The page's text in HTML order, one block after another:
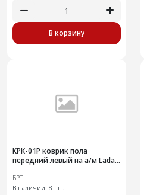
В корзину
КРК-01Р коврик пола
передний левый на а/м Lada
БРТ
В наличии: 8 шт.